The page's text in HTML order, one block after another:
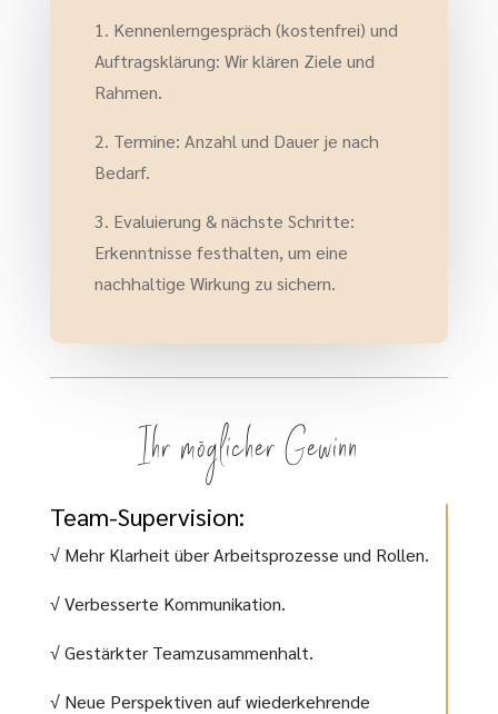
1. Kennenlerngespräch (kostenfrei) und
Auftragsklärung: Wir klären Ziele und
Rahmen.
2. Termine: Anzahl und Dauer je nach
Bedarf.
3. Evaluierung & nächste Schritte:
Erkenntnisse festhalten, um eine
nachhaltige Wirkung zu sichern.
Ihr möglicher Gewinn
Team-Supervision:
√ Mehr Klarheit über Arbeitsprozesse und Rollen.
√ Verbesserte Kommunikation.
√ Gestärkter Teamzusammenhalt.
√ Neue Perspektiven auf wiederkehrende